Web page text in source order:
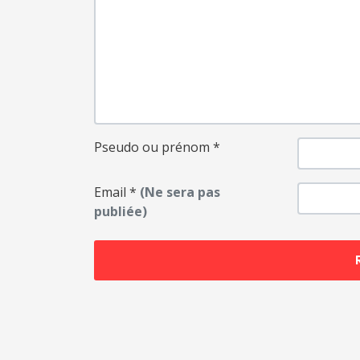
Pseudo ou prénom *
Email * (Ne sera pas
publiée)